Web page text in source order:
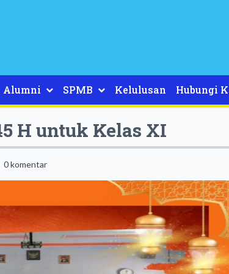
Alumni SPMB Kelulusan Hubungi
H untuk Kelas XI
0 komentar